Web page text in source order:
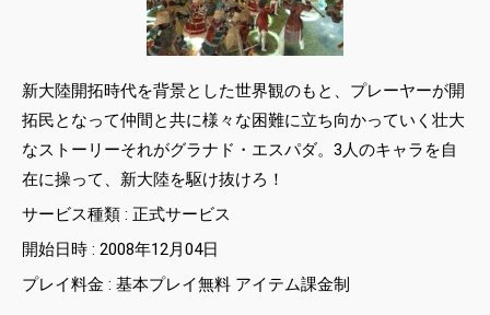
新大陸開拓時代を背景とした世界観のもと、プレーヤーが開
拓民となって仲間と共に様々な困難に立ち向かっていく壮大
なストーリーそれがグラナド・エスパダ。3人のキャラを自
在に操って、新大陸を駆け抜けろ！
サービス種類 : 正式サービス
開始日時 : 2008年12月04日
プレイ料金 : 基本プレイ無料 アイテム課金制